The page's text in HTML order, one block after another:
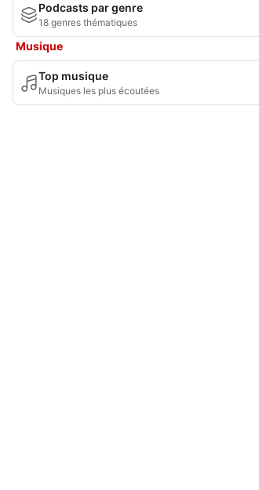
Podcasts par genre
18 genres thématiques
Musique
Top musique
Musiques les plus écoutées